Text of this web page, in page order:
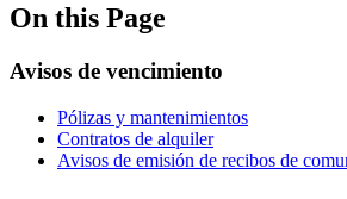
On this Page
Avisos de vencimiento
Pólizas y mantenimientos
Contratos de alquiler
Avisos de emisión de recibos de